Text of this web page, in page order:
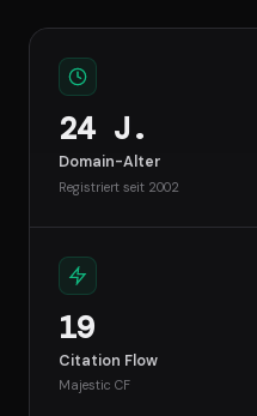
24 J.
Domain-Alter
Registriert seit 2002
19
Citation Flow
Majestic CF